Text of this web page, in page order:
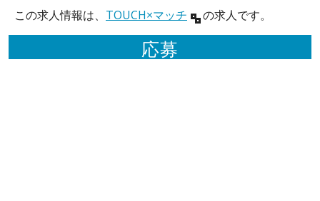
この求人情報は、 TOUCH×マッチ の求人です。
応募